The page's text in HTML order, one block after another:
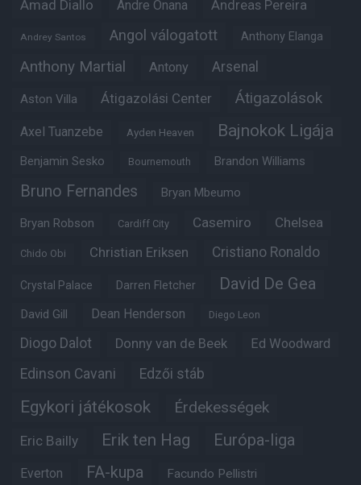
Amad Diallo Andre Onana Andreas Pereira
Andrey Santos Angol válogatott Anthony Elanga
Anthony Martial Antony Arsenal
Aston Villa Átigazolási Center Átigazolások
Axel Tuanzebe Ayden Heaven Bajnokok Ligája
Benjamin Sesko Bournemouth Brandon Williams
Bruno Fernandes Bryan Mbeumo
Bryan Robson Cardiff City Casemiro Chelsea
Chido Obi Christian Eriksen Cristiano Ronaldo
Crystal Palace Darren Fletcher David De Gea
David Gill Dean Henderson Diego Leon
Diogo Dalot Donny van de Beek Ed Woodward
Edinson Cavani Edzői stáb
Egykori játékosok Érdekességek
Eric Bailly Erik ten Hag Európa-liga
Everton FA-kupa Facundo Pellistri